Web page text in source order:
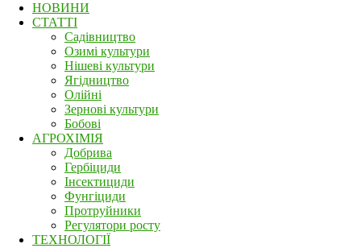
НОВИНИ
СТАТТІ
Садівництво
Озимі культури
Нішеві культури
Ягідництво
Олійні
Зернові культури
Бобові
АГРОХІМІЯ
Добрива
Гербіциди
Інсектициди
Фунгіциди
Протруйники
Регулятори росту
ТЕХНОЛОГІЇ